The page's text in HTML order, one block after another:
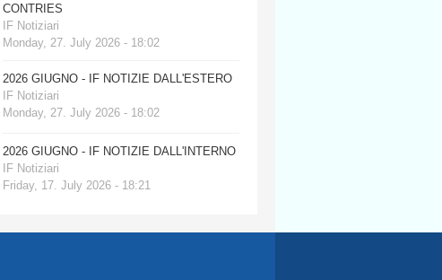
CONTRIES
IF Notiziari
Monday, 27. July 2026 - 18:02
2026 GIUGNO - IF NOTIZIE DALL'ESTERO
IF Notiziari
Monday, 27. July 2026 - 18:02
2026 GIUGNO - IF NOTIZIE DALL'INTERNO
IF Notiziari
Friday, 17. July 2026 - 18:21